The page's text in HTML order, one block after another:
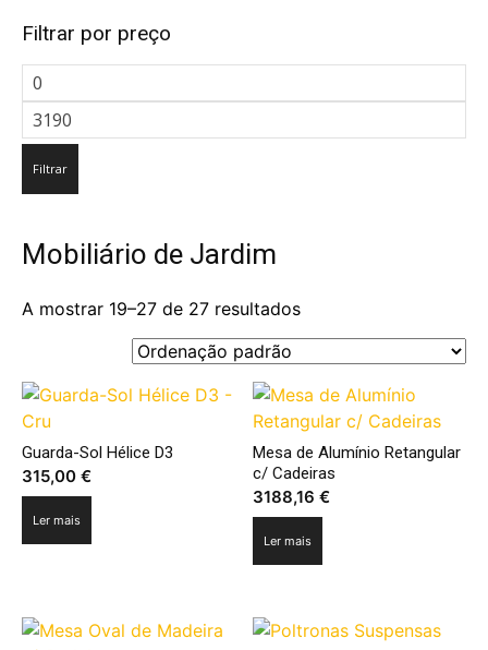
Filtrar por preço
Preço
mínimo
Preço
Filtrar
Mobiliário de Jardim
A mostrar 19–27 de 27 resultados
Guarda-Sol Hélice D3
315,00 €
Ler mais
Mesa de Alumínio Retangular
c/ Cadeiras
3188,16€
Ler mais